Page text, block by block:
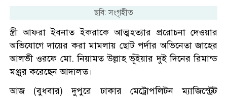
ছবি: সংগৃহীত
স্ত্রী আফরা ইবনাত ইকরাকে আত্মহত্যার প্ররোচনা দেওয়ার
অভিযোগে দায়ের করা মামলায় ছোট পর্দার অভিনেতা জাহের
আলভী ওরফে মো. নিয়ামত উল্লাহ ভূঁইয়ার দুই দিনের রিমান্ড
মঞ্জুর করেছেন আদালত।
আজ (বুধবার) দুপুরে ঢাকার মেট্রোপলিটন ম্যাজিস্ট্রেট